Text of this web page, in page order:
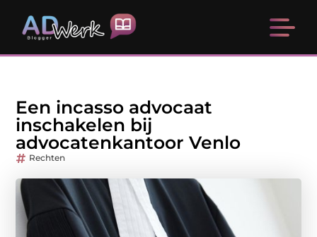
Een incasso advocaat
inschakelen bij
advocatenkantoor Venlo
Rechten